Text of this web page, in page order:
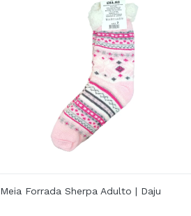
Meia Forrada Sherpa Adulto | Daju